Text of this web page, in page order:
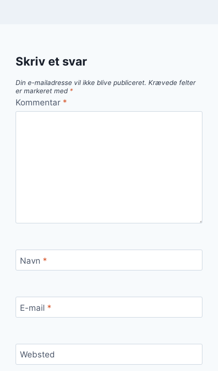
Skriv et svar
Din e-mailadresse vil ikke blive publiceret. Krævede felter
er markeret med *
Kommentar *
Navn *
E-mail *
Websted